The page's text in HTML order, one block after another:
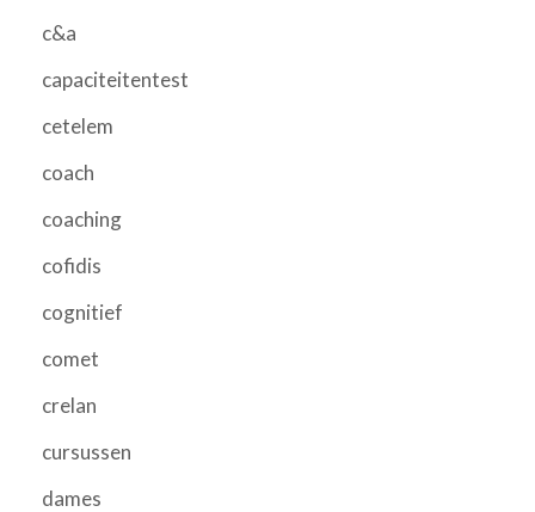
c&a
capaciteitentest
cetelem
coach
coaching
cofidis
cognitief
comet
crelan
cursussen
dames